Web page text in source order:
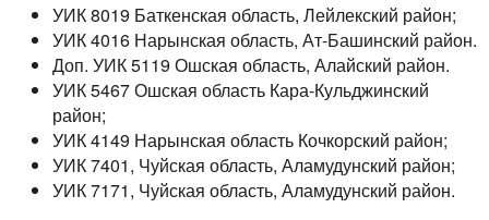
УИК 8019 Баткенская область, Лейлекский район;
УИК 4016 Нарынская область, Ат-Башинский район.
Доп. УИК 5119 Ошская область, Алайский район.
УИК 5467 Ошская область Кара-Кульджинский
район;
УИК 4149 Нарынская область Кочкорский район;
УИК 7401, Чуйская область, Аламудунский район;
УИК 7171, Чуйская область, Аламудунский район.